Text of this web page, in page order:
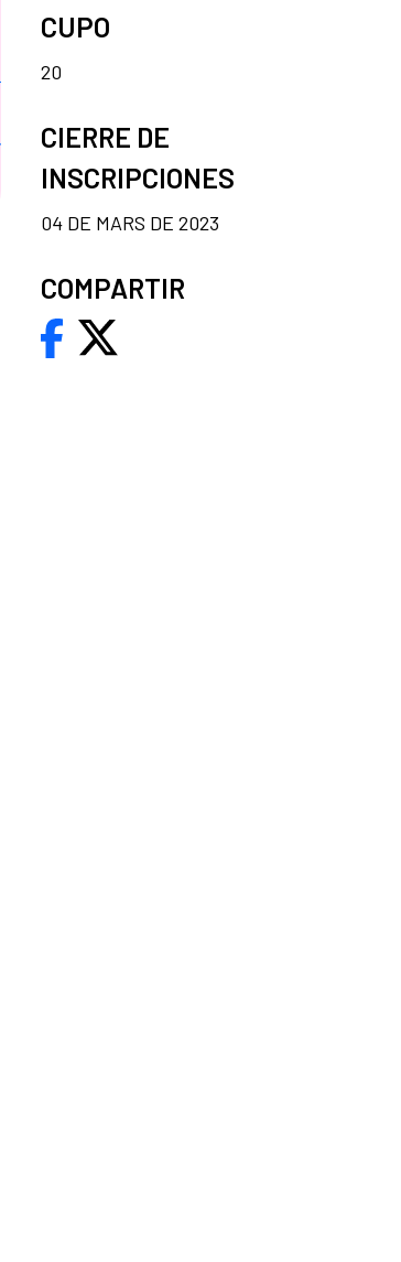
CUPO
20
CIERRE DE
INSCRIPCIONES
04 DE MARS DE 2023
COMPARTIR